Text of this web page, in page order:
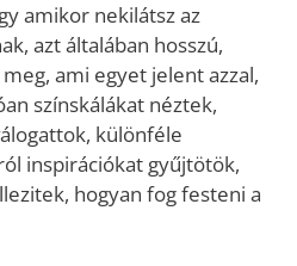
amikor nekilátsz az
azt általában hosszú,
ami egyet jelent azzal,
színskálákat néztek,
különféle
inspirációkat gyűjtötök,
hogyan fog festeni a